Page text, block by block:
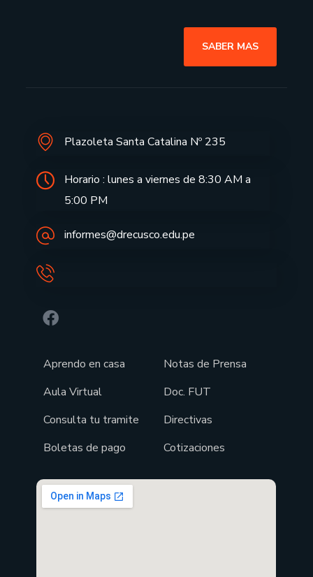
SABER MAS
Plazoleta Santa Catalina Nº 235
Horario : lunes a viernes de 8:30 AM a
5:00 PM
informes@drecusco.edu.pe
Aprendo en casa
Aula Virtual
Consulta tu tramite
Boletas de pago
Notas de Prensa
Doc. FUT
Directivas
Cotizaciones